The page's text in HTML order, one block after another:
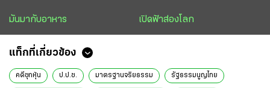
มันมากับอาหาร เปิดฟ้าส่องโลก
แท็กที่เกี่ยวข้อง
คดีซุกหุ้น ป.ป.ช. มาตรฐานจริยธรรม รัฐธรรมนูญไทย